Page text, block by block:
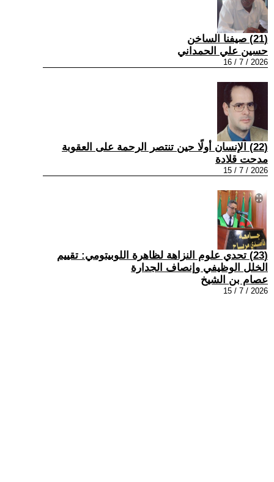
(21) صيفنا الساخن
حسين علي الحمداني
2026 / 7 / 16
(22) الإنسان أولًا حين تنتصر الرحمة على العقوبة
مدحت قلادة
2026 / 7 / 15
(23) تحدي علوم النزاهة لظاهرة اللوبيتومي: تقييم
الخلل الوظيفي وإنصاف الجدارة
عصام بن الشيخ
2026 / 7 / 15